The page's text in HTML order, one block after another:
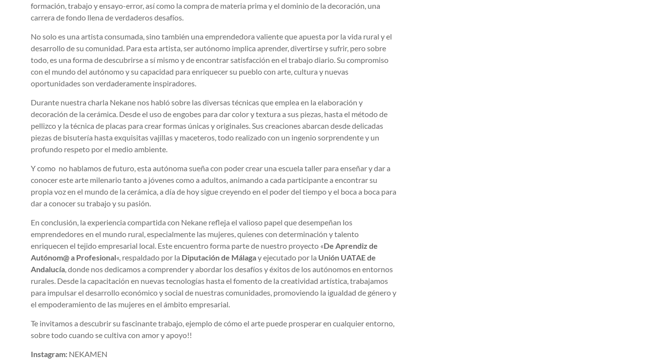
formación, trabajo y ensayo-error, así como la compra de materia prima y el dominio de la decoración, una
carrera de fondo llena de verdaderos desafíos.
No solo es una artista consumada, sino también una emprendedora valiente que apuesta por la vida rural y el
desarrollo de su comunidad. Para esta artista, ser autónomo implica aprender, divertirse y sufrir, pero sobre
todo, es una forma de descubrirse a sí mismo y de encontrar satisfacción en el trabajo diario. Su compromiso
con el mundo del autónomo y su capacidad para enriquecer su pueblo con arte, cultura y nuevas
oportunidades son verdaderamente inspiradores.
Durante nuestra charla Nekane nos habló sobre las diversas técnicas que emplea en la elaboración y
decoración de la cerámica. Desde el uso de engobes para dar color y textura a sus piezas, hasta el método de
pellizco y la técnica de placas para crear formas únicas y originales. Sus creaciones abarcan desde delicadas
piezas de bisutería hasta exquisitas vajillas y maceteros, todo realizado con un ingenio sorprendente y un
profundo respeto por el medio ambiente.
Y como no hablamos de futuro, esta autónoma sueña con poder crear una escuela taller para enseñar y dar a
conocer este arte milenario tanto a jóvenes como a adultos, animando a cada participante a encontrar su
propia voz en el mundo de la cerámica, a día de hoy sigue creyendo en el poder del tiempo y el boca a boca para
dar a conocer su trabajo y su pasión.
En conclusión, la experiencia compartida con Nekane refleja el valioso papel que desempeñan los
emprendedores en el mundo rural, especialmente las mujeres, quienes con determinación y talento
enriquecen el tejido empresarial local. Este encuentro forma parte de nuestro proyecto «De Aprendiz de
Autónom@ a Profesional«, respaldado por la Diputación de Málagay ejecutado por la Unión UATAE de
Andalucía , donde nos dedicamos a comprender y abordar los desafíos y éxitos de los autónomos en entornos
rurales. Desde la capacitación en nuevas tecnologías hasta el fomento de la creatividad artística, trabajamos
para impulsar el desarrollo económico y social de nuestras comunidades, promoviendo la igualdad de género y
el empoderamiento de las mujeres en el ámbito empresarial.
Te invitamos a descubrir su fascinante trabajo, ejemplo de cómo el arte puede prosperar en cualquier entorno,
sobre todo cuando se cultiva con amor y apoyo!!
Instagram: NEKAMEN